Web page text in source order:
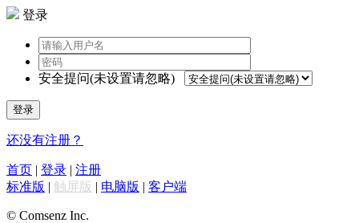
登录
安全提问(未设置请忽略)
登录
还没有注册？
首页 | 登录 | 注册
标准版 | 触屏版 | 电脑版 | 客户端
© Comsenz Inc.